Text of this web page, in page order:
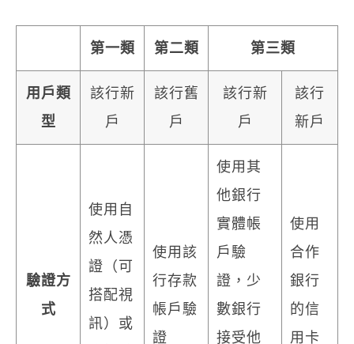
第一類 第二類 第三類
用戶類
型
該行新
戶
該行舊
戶
該行新
戶
該行
新戶
驗證方
式
使用自
然人憑
證（可
搭配視
訊）或
使用該
行存款
帳戶驗
證
使用其
他銀行
實體帳
戶驗
證，少
數銀行
接受他
使用
合作
銀行
的信
用卡